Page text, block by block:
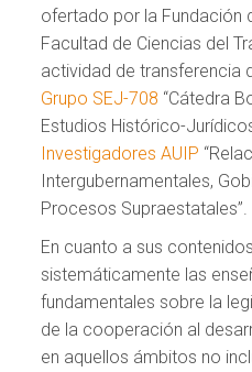
ofertado por la Fundación
Facultad de Ciencias del
actividad de transferencia
Grupo SEJ-708 “Cátedra
Estudios Histórico-
Investigadores AUIP
Intergubernamentales,
Procesos Supraestatales”.
En cuanto a sus
sistemáticamente las
fundamentales sobre la
de la cooperación al
en aquellos ámbitos no